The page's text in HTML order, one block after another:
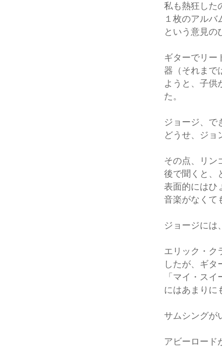
私も熱狂した
１枚のアル
という意見の
ギターでリー
器（それまで
ようと、子供
た。
ジョージ、で
どうせ、ジョ
その点、リン
後で聞くと、
表面的にはひ
音楽がなくて
ジョージには
エリック・ク
したが、ギタ
「マイ・ス
にはあまりに
サムシングが
アビーロード